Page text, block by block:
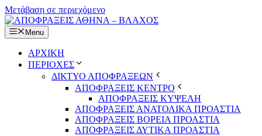
Μετάβαση σε περιεχόμενο
Menu
ΑΡΧΙΚΗ
ΠΕΡΙΟΧΕΣ
ΔΙΚΤΥΟ ΑΠΟΦΡΑΞΕΩΝ
ΑΠΟΦΡΑΞΕΙΣ ΚΕΝΤΡΟ
ΑΠΟΦΡΑΞΕΙΣ ΚΥΨΕΛΗ
ΑΠΟΦΡΑΞΕΙΣ ΑΝΑΤΟΛΙΚΑ ΠΡΟΑΣΤΙΑ
ΑΠΟΦΡΑΞΕΙΣ ΒΟΡΕΙΑ ΠΡΟΑΣΤΙΑ
ΑΠΟΦΡΑΞΕΙΣ ΔΥΤΙΚΑ ΠΡΟΑΣΤΙΑ